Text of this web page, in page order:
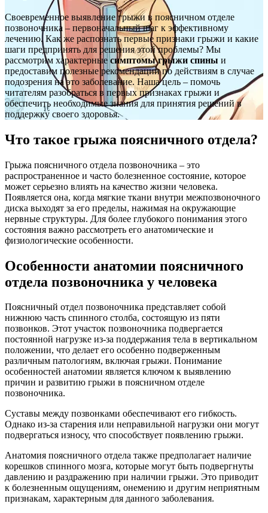
Своевременное выявление грыжи в поясничном отделе
позвоночника – первоначальный шаг к эффективному
лечению. Как же распознать первые признаки грыжи и какие
шаги предпринять для решения этой проблемы? Мы
рассмотрим характерные симптомы грыжи спины и
предоставим полезные рекомендации по действиям в случае
подозрения на это заболевание. Наша цель – помочь
читателям разобраться в первых признаках грыжи и
обеспечить необходимые знания для принятия решений в
поддержку своего здоровья.
Что такое грыжа поясничного отдела?
Грыжа поясничного отдела позвоночника – это
распространенное и часто болезненное состояние, которое
может серьезно влиять на качество жизни человека.
Появляется она, когда мягкие ткани внутри межпозвоночного
диска выходят за его пределы, нажимая на окружающие
нервные структуры. Для более глубокого понимания этого
состояния важно рассмотреть его анатомические и
физиологические особенности.
Особенности анатомии поясничного
отдела позвоночника у человека
Поясничный отдел позвоночника представляет собой
нижнюю часть спинного столба, состоящую из пяти
позвонков. Этот участок позвоночника подвергается
постоянной нагрузке из-за поддержания тела в вертикальном
положении, что делает его особенно подверженным
различным патологиям, включая грыжи. Понимание
особенностей анатомии является ключом к выявлению
причин и развитию грыжи в поясничном отделе
позвоночника.
Суставы между позвонками обеспечивают его гибкость.
Однако из-за старения или неправильной нагрузки они могут
подвергаться износу, что способствует появлению грыжи.
Анатомия поясничного отдела также предполагает наличие
корешков спинного мозга, которые могут быть подвергнуты
давлению и раздражению при наличии грыжи. Это приводит
к болезненным ощущениям, онемению и другим неприятным
признакам, характерным для данного заболевания.